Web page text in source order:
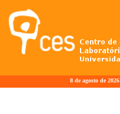
8 de agosto de 2026